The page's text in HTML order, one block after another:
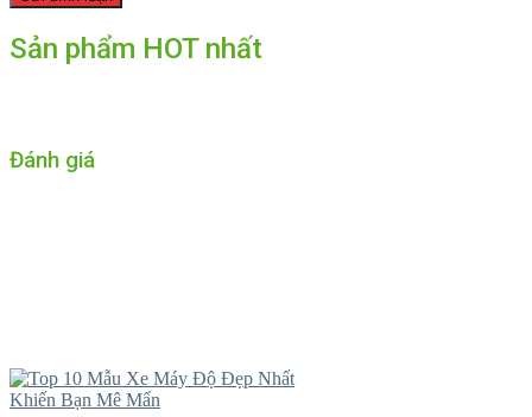
Sản phẩm HOT nhất
Đánh giá